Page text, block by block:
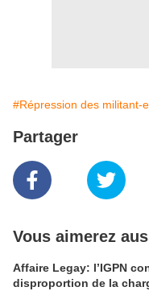
#Répression des militant-
Partager
Vous aimerez
Affaire Legay: l’IGPN
disproportion de la